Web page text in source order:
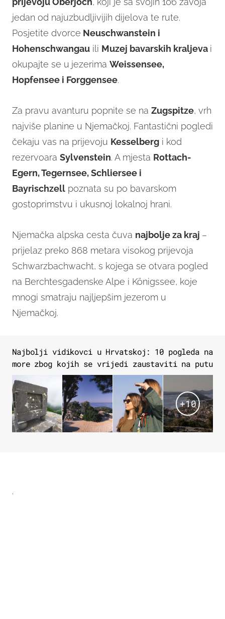
jedan od najuzbudljivijih dijelova te rute.
Posjetite dvorce Neuschwanstein i
Hohenschwangau ili Muzej bavarskih kraljeva i
okupajte se u jezerima Weissensee,
Hopfensee i Forggensee.
Za pravu avanturu popnite se na Zugspitze, vrh
najviše planine u Njemačkoj. Fantastični pogledi
čekaju vas na prijevoju Kesselberg i kod
rezervoara Sylvenstein. A mjesta Rottach-
Egern, Tegernsee, Schliersee i
Bayrischzell poznata su po bavarskom
gostoprimstvu i ukusnoj lokalnoj hrani.
Njemačka alpska cesta čuva najbolje za kraj –
prijelaz preko 868 metara visokog prijevoja
Schwarzbachwacht, s kojega se otvara pogled
na Berchtesgadenske Alpe i Königssee, koje
mnogi smatraju najljepšim jezerom u
Njemačkoj.
Najbolji vidikovci u Hrvatskoj: 10 pogleda na
more zbog kojih se vrijedi zaustaviti na putu
+10
.